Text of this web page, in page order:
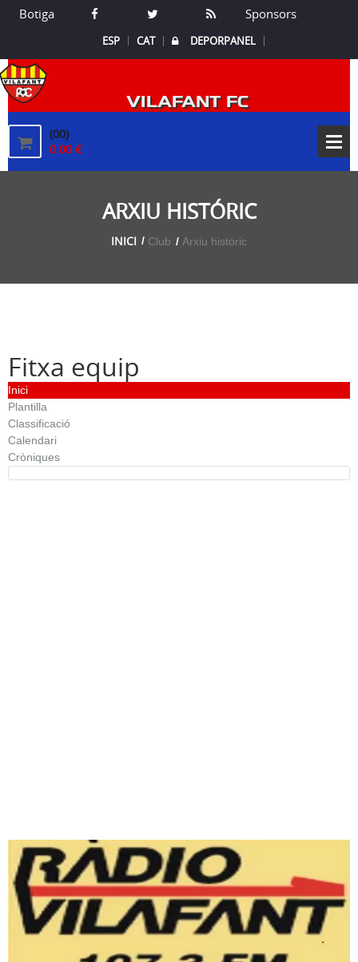
Botiga Sponsors
ESP CAT DEPORPANEL
VILAFANT FC
(00)
0.00 €
ARXIU HISTÓRIC
INICI Club Arxiu históric
Fitxa equip
Inici
Plantilla
Classificació
Calendari
Cròniques